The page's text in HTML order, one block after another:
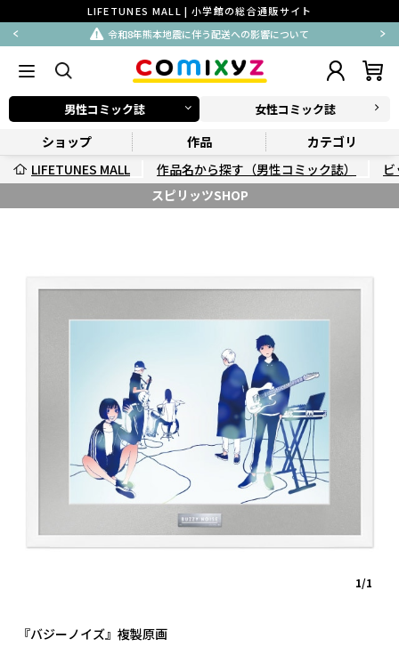
LIFETUNES MALL | 小学館の総合通販サイト
令和8年熊本地震に伴う配送への影響について
男性コミック誌 女性コミック誌
ショップ 作品
カテゴリ
LIFETUNES MALL
作品名から探す（男性コミック誌）
スピリッツSHOP
『バジーノイズ』複製原画
1/1